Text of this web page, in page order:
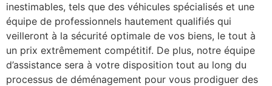
inestimables, tels que des véhicules spécialisés et une
équipe de professionnels hautement qualifiés qui
veilleront à la sécurité optimale de vos biens, le tout à
un prix extrêmement compétitif. De plus, notre équipe
d’assistance sera à votre disposition tout au long du
processus de déménagement pour vous prodiguer des